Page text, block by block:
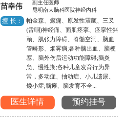
苗幸伟
副主任医师
昆明南大脑科医院神经内科
擅 长：
帕金森、癫痫、原发性震颤、三叉
(舌咽)神经痛、面肌痉挛、痉挛性斜
颈、肌张力障碍、脊髓空洞、脑血
管畸形、烟雾病;各种脑出血、脑梗
塞、脑外伤后运动功能障碍;脑炎
急、慢性期;各种儿童发育行为异
常，多动症、抽动症、小儿遗尿、
矮小症;脑瘫、脑发育不全...
医生详情 预约挂号